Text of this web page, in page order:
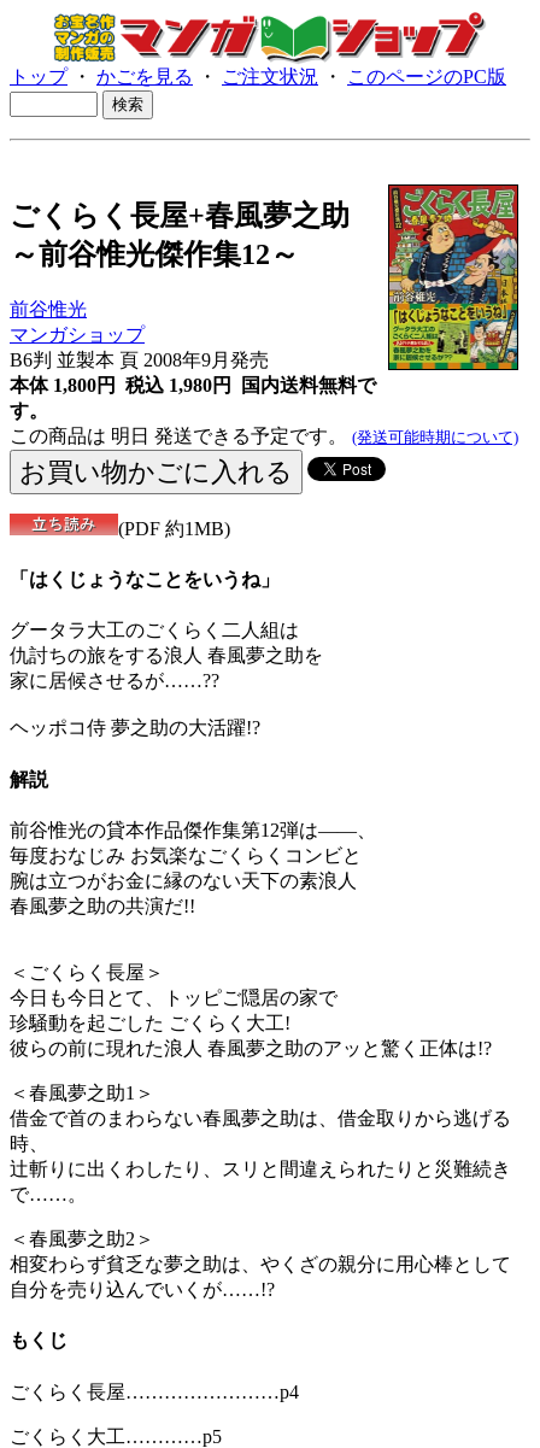
トップ・ かごを見る ・ ご注文状況 ・ このページのPC版
ごくらく長屋+春風夢之助
～前谷惟光傑作集12～
前谷惟光
マンガショップ
B6判 並製本 頁 2008年9月発売
本体 1,800円 税込 1,980円
国内送料無料で
す。
この商品は 明日 発送できる予定です。 (発送可能時期について)
(PDF 約1MB)
「はくじょうなことをいうね」
グータラ大工のごくらく二人組は
仇討ちの旅をする浪人 春風夢之助を
家に居候させるが……??
ヘッポコ侍 夢之助の大活躍!?
解説
前谷惟光の貸本作品傑作集第12弾は――、
毎度おなじみ お気楽なごくらくコンビと
腕は立つがお金に縁のない天下の素浪人
春風夢之助の共演だ!!
＜ごくらく長屋＞
今日も今日とて、トッピご隠居の家で
珍騒動を起ごした ごくらく大工!
彼らの前に現れた浪人 春風夢之助のアッと驚く正体は!?
＜春風夢之助1＞
借金で首のまわらない春風夢之助は、借金取りから逃げる
時、
辻斬りに出くわしたり、スリと間違えられたりと災難続き
で……。
＜春風夢之助2＞
相変わらず貧乏な夢之助は、やくざの親分に用心棒として
自分を売り込んでいくが……!?
もくじ
ごくらく長屋……………………p4
ごくらく大工…………p5